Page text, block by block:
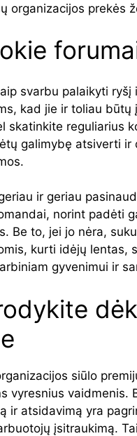
organizacijos prekės
svarbu palaikyti ryšį
kad jie ir toliau būtų
skatinkite reguliarius
galimybę atsiverti
ir geriau
norint padėti
Be to, jei jo nėra,
kurti idėjų lentas,
gyvenimui ir
siūlo
vyresnius vaidmenis.
ir atsidavimą yra
įsitraukimą.